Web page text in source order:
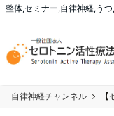
整体,セミナー,自律神経,う
自律神経チャンネル